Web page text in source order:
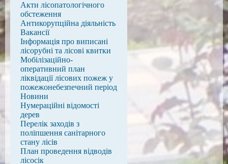
Акти лісопатологічного
обстеження
Антикорупційна діяльність
Вакансії
Інформація про виписані
лісорубні та лісові квитки
Мобілізаційно-
оперативний план
ліквідації лісових пожеж у
пожежонебезпечний період
Новини
Нумераційні відомості
дерев
Перелік заходів з
поліпшення санітарного
стану лісів
План проведення відводів
лісосік